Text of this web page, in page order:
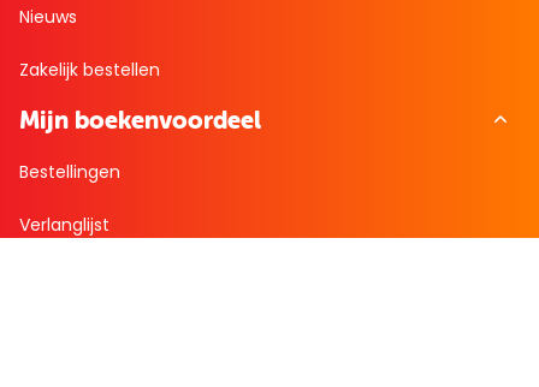
Nieuws
Zakelijk bestellen
Mijn boekenvoordeel
Bestellingen
Verlanglijst